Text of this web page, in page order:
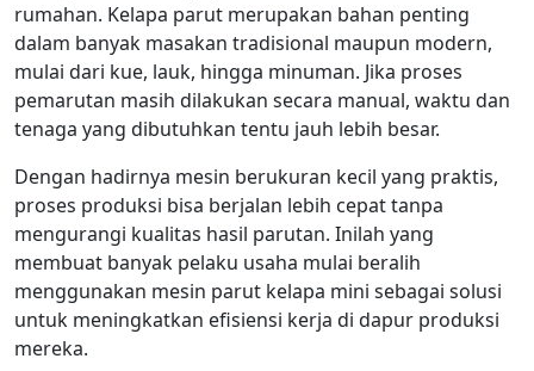
rumahan. Kelapa parut merupakan bahan penting
dalam banyak masakan tradisional maupun modern,
mulai dari kue, lauk, hingga minuman. Jika proses
pemarutan masih dilakukan secara manual, waktu dan
tenaga yang dibutuhkan tentu jauh lebih besar.
Dengan hadirnya mesin berukuran kecil yang praktis,
proses produksi bisa berjalan lebih cepat tanpa
mengurangi kualitas hasil parutan. Inilah yang
membuat banyak pelaku usaha mulai beralih
menggunakan mesin parut kelapa mini sebagai solusi
untuk meningkatkan efisiensi kerja di dapur produksi
mereka.